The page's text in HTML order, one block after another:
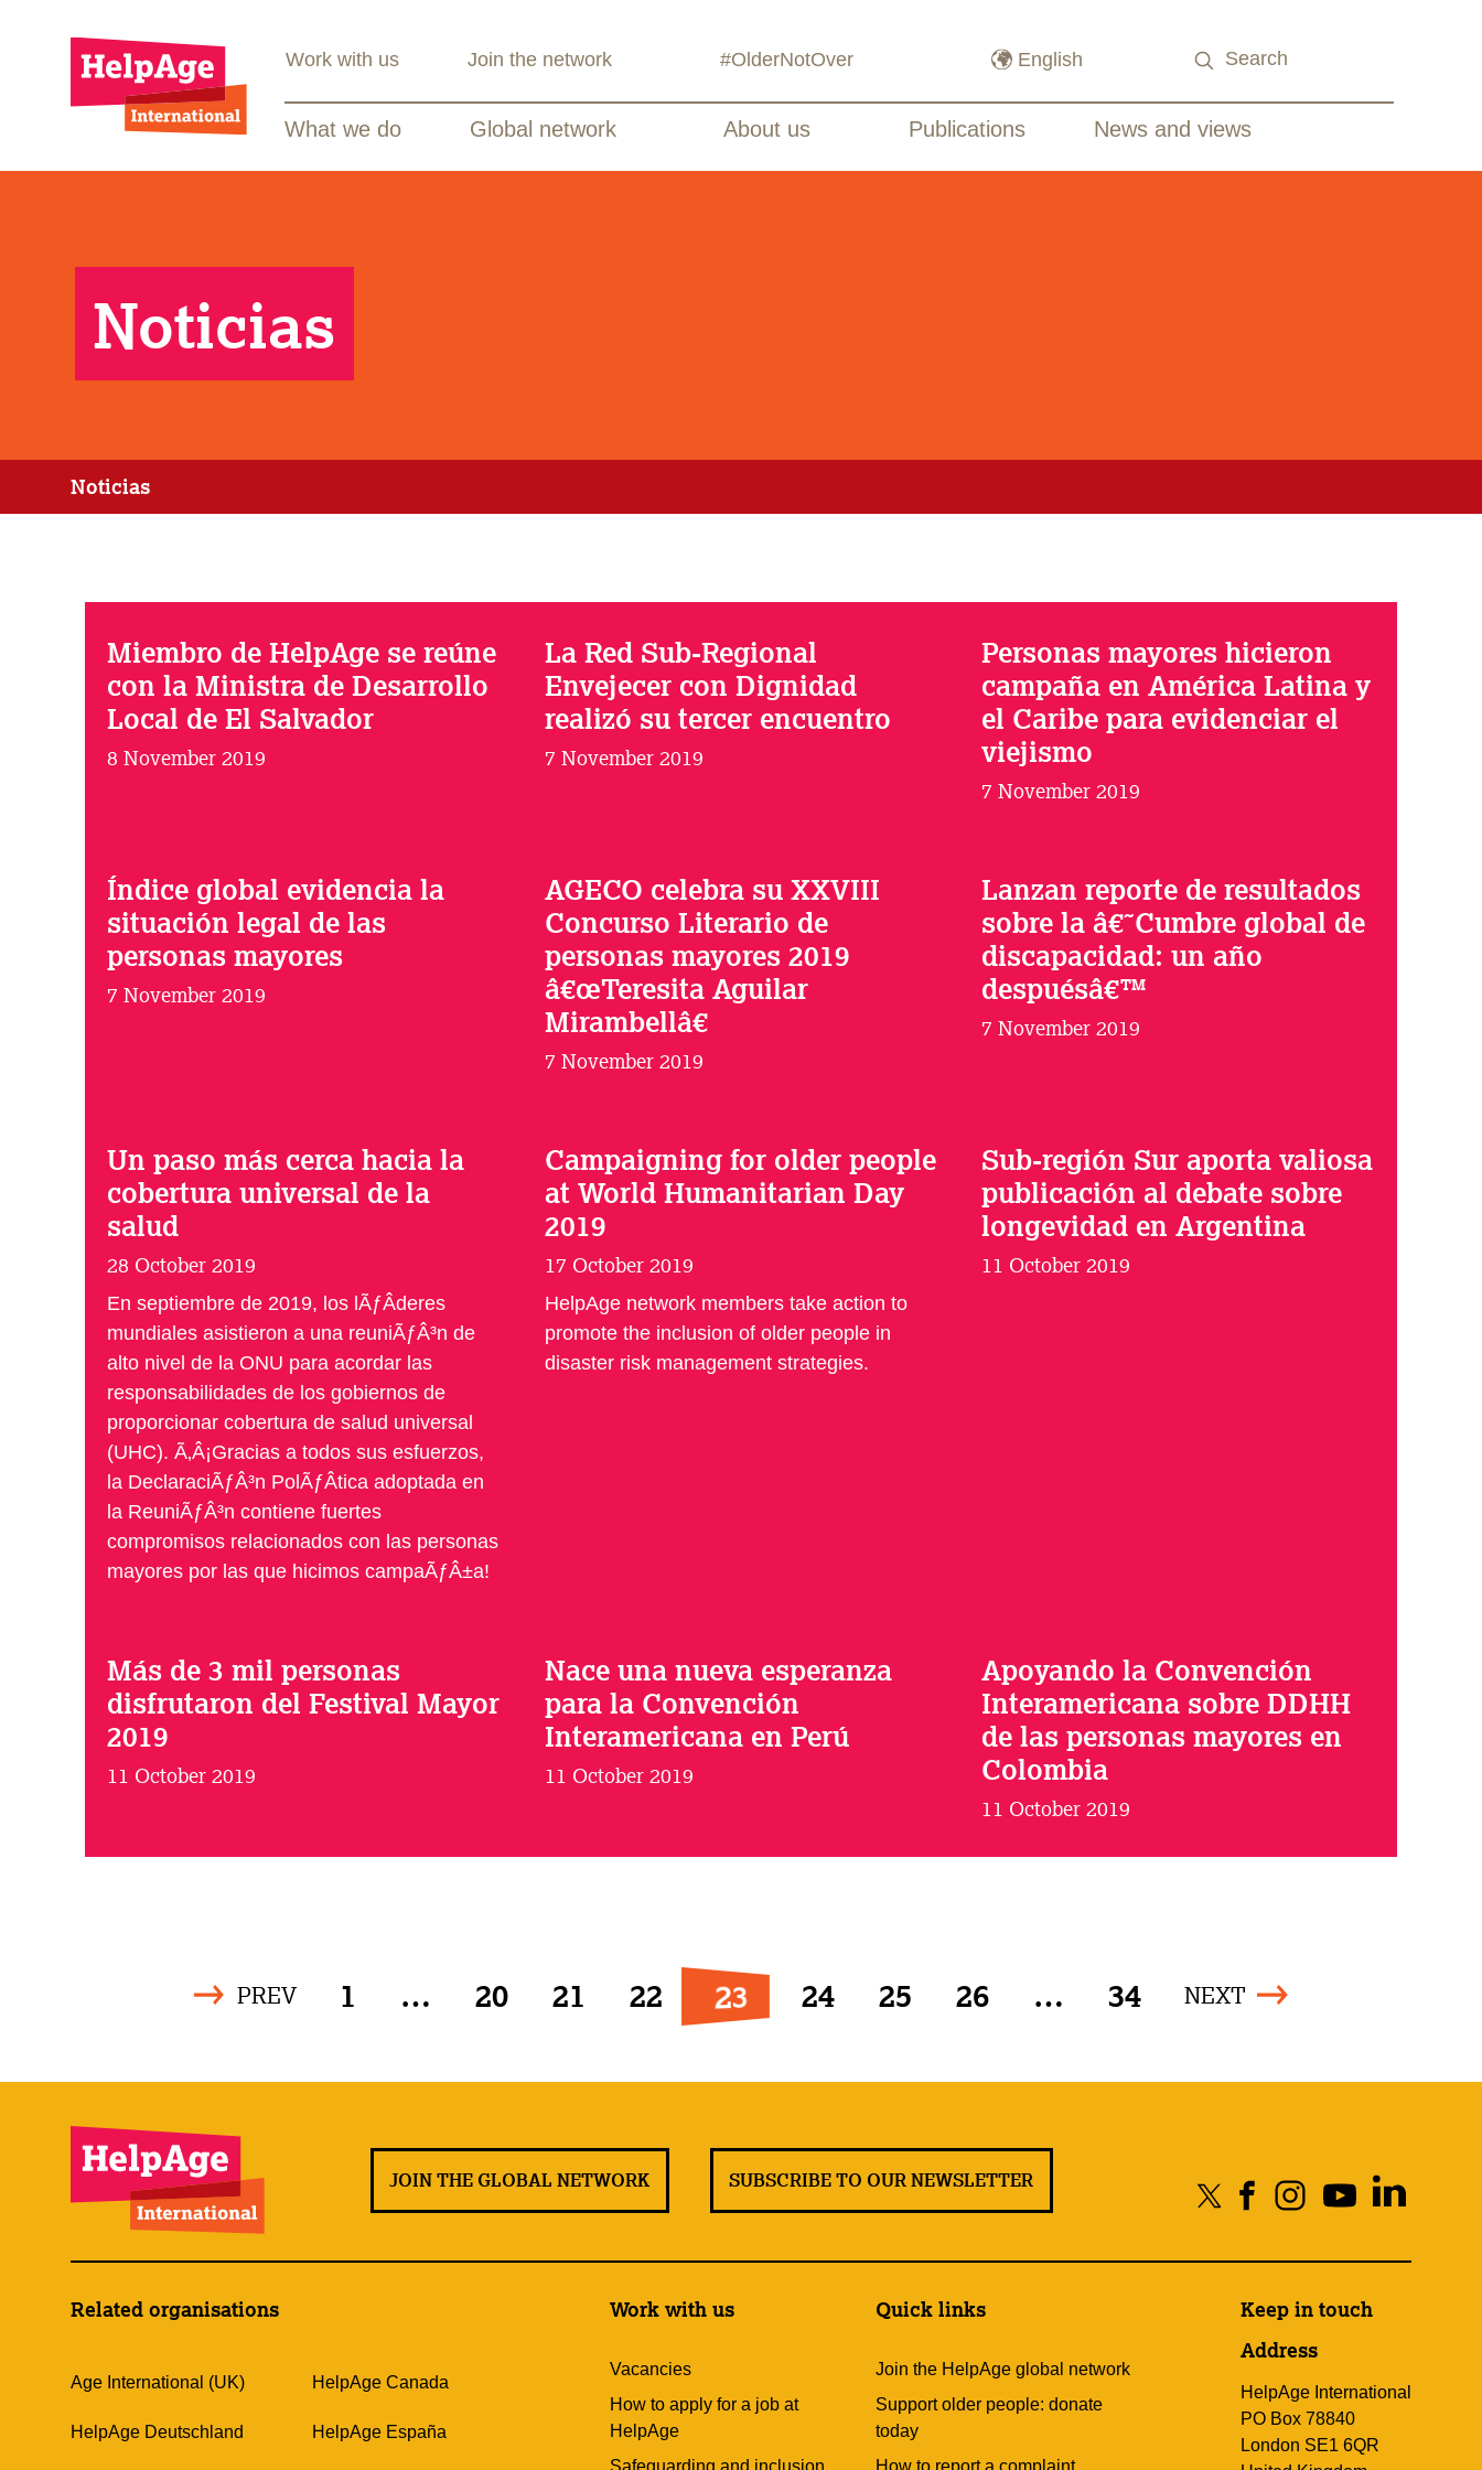
What we do Global network About us Publications News and views
Work with us Join the network #OlderNotOver
Noticias
Noticias
Miembro de HelpAge se reúne
con la Ministra de Desarrollo
Local de El Salvador
8 November 2019
La Red Sub-Regional
Envejecer con Dignidad
realizó su tercer encuentro
7 November 2019
Personas mayores hicieron
campaña en América Latina y
el Caribe para evidenciar el
viejismo
7 November 2019
Índice global evidencia la
situación legal de las
personas mayores
7 November 2019
AGECO celebra su XXVIII
Concurso Literario de
personas mayores 2019
â€œTeresita Aguilar
Mirambellâ€
7 November 2019
Lanzan reporte de resultados
sobre la â€˜Cumbre global de
discapacidad: un año
despuésâ€™
7 November 2019
Un paso más cerca hacia la
cobertura universal de la
salud
28 October 2019
En septiembre de 2019, los lÃƒÂ­deres
mundiales asistieron a una reuniÃƒÂ³n de
alto nivel de la ONU para acordar las
responsabilidades de los gobiernos de
proporcionar cobertura de salud universal
(UHC). Ã‚Â¡Gracias a todos sus esfuerzos,
la DeclaraciÃƒÂ³n PolÃƒÂ­tica adoptada en
la ReuniÃƒÂ³n contiene fuertes
compromisos relacionados con las personas
mayores por las que hicimos campaÃƒÂ±a!
Campaigning for older people
at World Humanitarian Day
2019
17 October 2019
HelpAge network members take action to
promote the inclusion of older people in
disaster risk management strategies.
Sub-región Sur aporta valiosa
publicación al debate sobre
longevidad en Argentina
11 October 2019
Más de 3 mil personas
disfrutaron del Festival Mayor
2019
11 October 2019
Nace una nueva esperanza
para la Convención
Interamericana en Perú
11 October 2019
Apoyando la Convención
Interamericana sobre DDHH
de las personas mayores en
Colombia
11 October 2019
PREV 1 … 20 21 22 23 24 25 26 … 34 NEXT
JOIN THE GLOBAL NETWORK SUBSCRIBE TO OUR NEWSLETTER
Related organisations
Age International (UK) HelpAge Canada
HelpAge Deutschland HelpAge España
Work with us
Vacancies
How to apply for a job at
HelpAge
Quick links
Join the HelpAge global network
Support older people: donate
today
Keep in touch
Address
HelpAge International
PO Box 78840
London SE1 6QR